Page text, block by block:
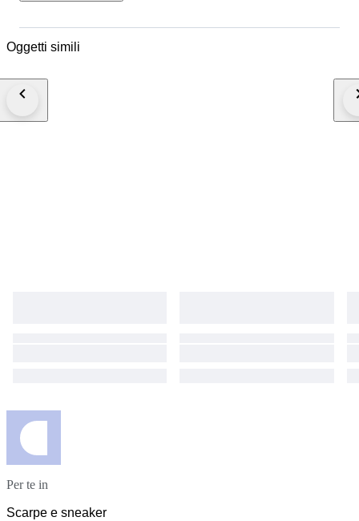
Oggetti simili
Per te in
Scarpe e sneaker